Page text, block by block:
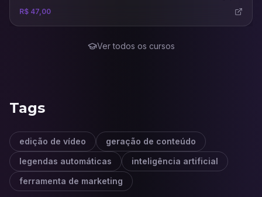
tráfego pago e análise de métricas para maximizar resultados
R$ 47,00
Ver todos os cursos
Tags
edição de vídeo
geração de conteúdo
legendas automáticas
inteligência artificial
ferramenta de marketing